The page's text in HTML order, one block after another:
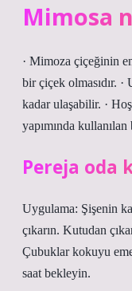
Mimosa
· Mimoza çiçeğinin
bir çiçek olmasıdır.
kadar ulaşabilir. ·
yapımında
Pereja oda
Uygulama: Şişenin
çıkarın. Kutudan
Çubuklar kokuyu
saat bekleyin.